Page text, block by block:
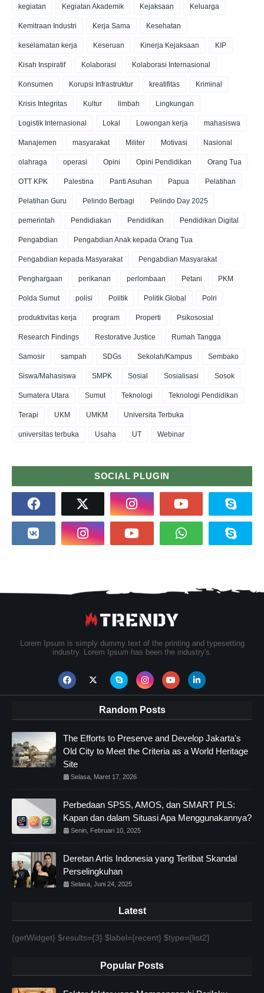
kegiatan Kegiatan Akademik Kejaksaan Keluarga
Kemitraan Industri Kerja Sama Kesehatan
keselamatan kerja Keseruan Kinerja Kejaksaan KIP
Kisah Inspiratif Kolaborasi Kolaborasi Internasional
Konsumen Korupsi Infrastruktur kreatifitas Kriminal
Krisis Integritas Kultur limbah Lingkungan
Logistik Internasional Lokal Lowongan kerja mahasiswa
Manajemen masyarakat Militer Motivasi Nasional
olahraga operasi Opini Opini Pendidikan Orang Tua
OTT KPK Palestina Panti Asuhan Papua Pelatihan
Pelatihan Guru Pelindo Berbagi Pelindo Day 2025
pemerintah Pendidiakan Pendidikan Pendidikan Digital
Pengabdian Pengabdian Anak kepada Orang Tua
Pengabdian kepada Masyarakat Pengabdian Masyarakat
Penghargaan perikanan perlombaan Petani PKM
Polda Sumut polisi Politik Politik Global Polri
produktivitas kerja program Properti Psikososial
Research Findings Restorative Justice Rumah Tangga
Samosir sampah SDGs Sekolah/Kampus Sembako
Siswa/Mahasiswa SMPK Sosial Sosialisasi Sosok
Sumatera Utara Sumut Teknologi Teknologi Pendidikan
Terapi UKM UMKM Universita Terbuka
universitas terbuka Usaha UT Webinar
SOCIAL PLUGIN
Lorem Ipsum is simply dummy text of the printing and typesetting
industry. Lorem Ipsum has been the industry's.
Random Posts
The Efforts to Preserve and Develop Jakarta's
Old City to Meet the Criteria as a World Heritage
Site
Selasa, Maret 17, 2026
Perbedaan SPSS, AMOS, dan SMART PLS:
Kapan dan dalam Situasi Apa Menggunakannya?
Senin, Februari 10, 2025
Deretan Artis Indonesia yang Terlibat Skandal
Perselingkuhan
Selasa, Juni 24, 2025
Latest
{getWidget} $results={3} $label={recent} $type={list2}
Popular Posts